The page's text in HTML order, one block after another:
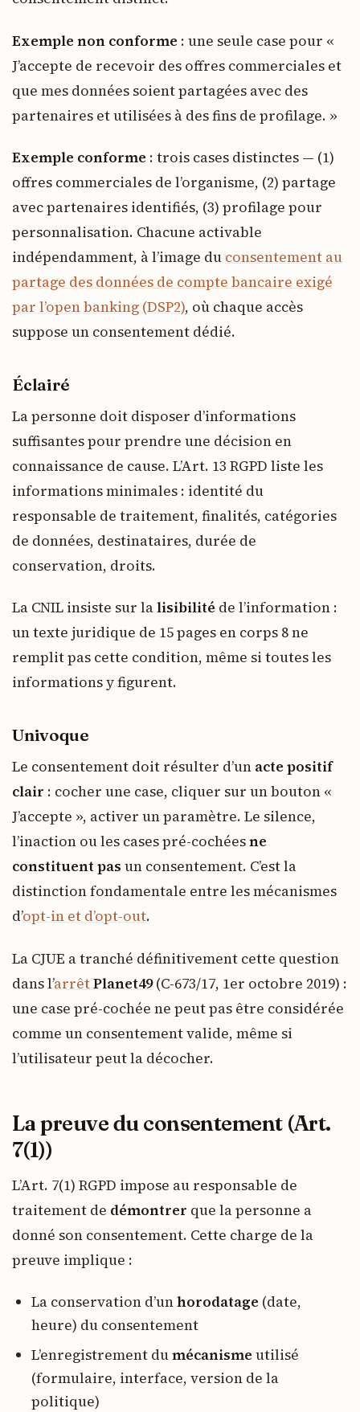
Exemple non conforme : une seule case pour «
J’accepte de recevoir des offres commerciales et
que mes données soient partagées avec des
partenaires et utilisées à des fins de profilage. »
Exemple conforme : trois cases distinctes — (1)
offres commerciales de l’organisme, (2) partage
avec partenaires identifiés, (3) profilage pour
personnalisation. Chacune activable
indépendamment, à l’image du consentement au
partage des données de compte bancaire exigé
par l’open banking (DSP2), où chaque accès
suppose un consentement dédié.
Éclairé
La personne doit disposer d’informations
suffisantes pour prendre une décision en
connaissance de cause. L’Art. 13 RGPD liste les
informations minimales : identité du
responsable de traitement, finalités, catégories
de données, destinataires, durée de
conservation, droits.
La CNIL insiste sur lalisibilité de l’information :
un texte juridique de 15 pages en corps 8 ne
remplit pas cette condition, même si toutes les
informations y figurent.
Univoque
Le consentement doit résulter d’un acte positif
clair : cocher une case, cliquer sur un bouton «
J’accepte », activer un paramètre. Le silence,
l’inaction ou les cases pré-cochéesne
constituent pas un consentement. C’est la
distinction fondamentale entre les mécanismes
d’opt-in et d’opt-out.
La CJUE a tranché définitivement cette question
dans l’arrêtPlanet49(C-673/17, 1er octobre 2019) :
une case pré-cochée ne peut pas être considérée
comme un consentement valide, même si
l’utilisateur peut la décocher.
La preuve du consentement (Art.
7(1))
L’Art. 7(1) RGPD impose au responsable de
traitement de démontrer que la personne a
donné son consentement. Cette charge de la
preuve implique :
La conservation d’unhorodatage (date,
heure) du consentement
L’enregistrement dumécanisme utilisé
(formulaire, interface, version de la
politique)